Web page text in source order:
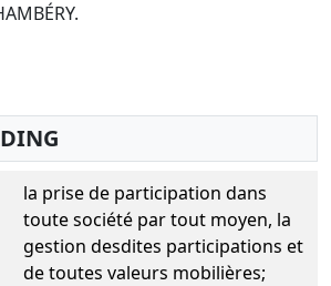
la prise de participation dans
toute société par tout moyen, la
gestion desdites participations et
de toutes valeurs mobilières;